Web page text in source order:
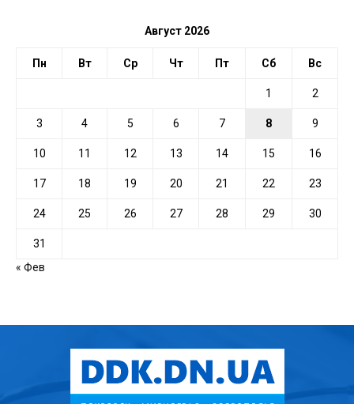
Август 2026
Пн Вт Ср Чт Пт Сб Вс
1 2
3 4 5 6 7 8 9
10 11 12 13 14 15 16
17 18 19 20 21 22 23
24 25 26 27 28 29 30
31
« Фев